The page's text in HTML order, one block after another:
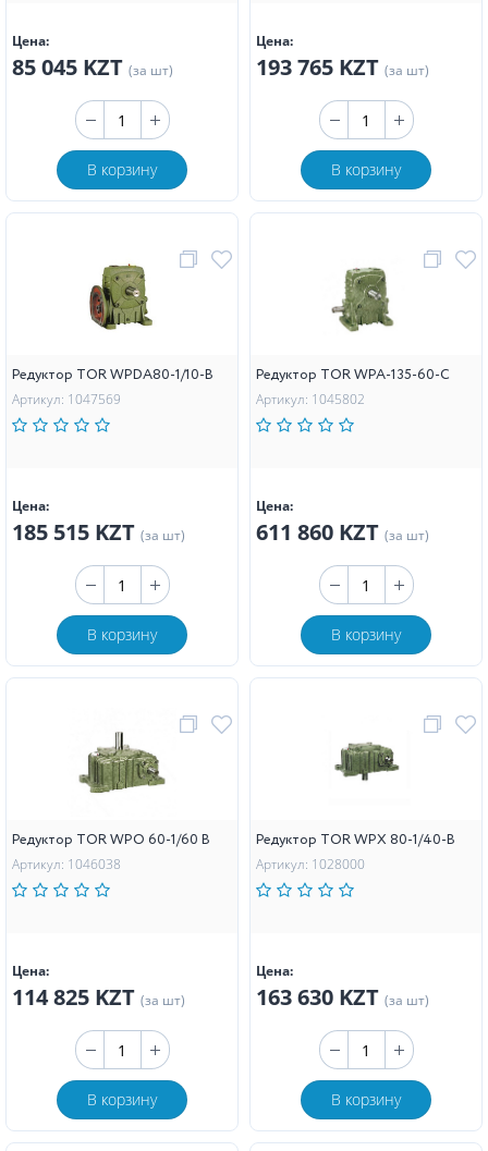
Цена:
85 045 KZT (за шт)
В корзину
Цена:
193 765 KZT (за шт)
В корзину
Редуктор TOR WPDA80-1/10-В
Артикул: 1047569
Цена:
185 515 KZT (за шт)
В корзину
Редуктор TOR WPA-135-60-C
Артикул: 1045802
Цена:
611 860 KZT (за шт)
В корзину
Редуктор TOR WPO 60-1/60 B
Артикул: 1046038
Цена:
114 825 KZT (за шт)
В корзину
Редуктор TOR WPX 80-1/40-B
Артикул: 1028000
Цена:
163 630 KZT (за шт)
В корзину